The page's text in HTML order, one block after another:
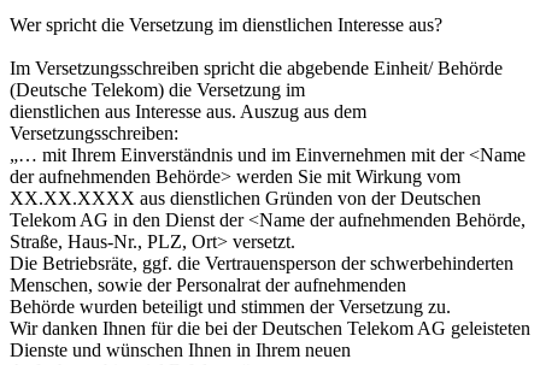
Wer spricht die Versetzung im dienstlichen Interesse aus?
Im Versetzungsschreiben spricht die abgebende Einheit/ Behörde
(Deutsche Telekom) die Versetzung im
dienstlichen aus Interesse aus. Auszug aus dem
Versetzungsschreiben:
„… mit Ihrem Einverständnis und im Einvernehmen mit der <Name
der aufnehmenden Behörde> werden Sie mit Wirkung vom
XX.XX.XXXX aus dienstlichen Gründen von der Deutschen
Telekom AG in den Dienst der <Name der aufnehmenden Behörde,
Straße, Haus-Nr., PLZ, Ort> versetzt.
Die Betriebsräte, ggf. die Vertrauensperson der schwerbehinderten
Menschen, sowie der Personalrat der aufnehmenden
Behörde wurden beteiligt und stimmen der Versetzung zu.
Wir danken Ihnen für die bei der Deutschen Telekom AG geleisteten
Dienste und wünschen Ihnen in Ihrem neuen